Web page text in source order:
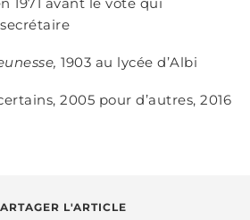
1903 au lycée d’Albi
2005 pour d’autres, 2016
L'ARTICLE